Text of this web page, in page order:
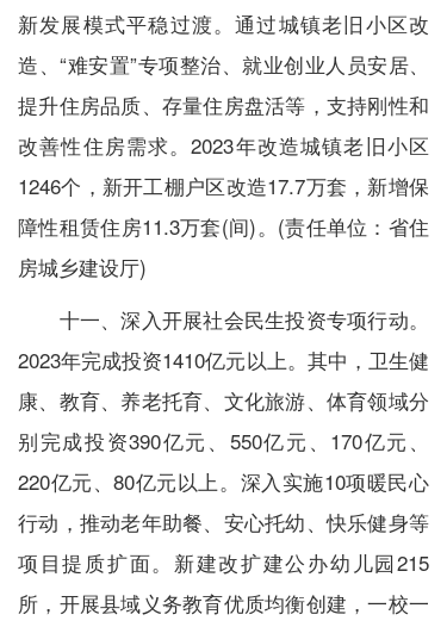
新发展模式平稳过渡。通过城镇老旧小区改
造、“难安置”专项整治、就业创业人员安居、
提升住房品质、存量住房盘活等，支持刚性和
改善性住房需求。2023年改造城镇老旧小区
1246个，新开工棚户区改造17.7万套，新增保
障性租赁住房11.3万套(间)。(责任单位：省住
房城乡建设厅)
十一、深入开展社会民生投资专项行动。
2023年完成投资1410亿元以上。其中，卫生健
康、教育、养老托育、文化旅游、体育领域分
别完成投资390亿元、550亿元、170亿元、
220亿元、80亿元以上。深入实施10项暖民心
行动，推动老年助餐、安心托幼、快乐健身等
项目提质扩面。新建改扩建公办幼儿园215
所，开展县域义务教育优质均衡创建，一校一